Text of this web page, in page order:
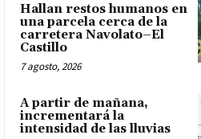
Hallan restos humanos en
una parcela cerca de la
carretera Navolato–El
Castillo
7 agosto, 2026
A partir de mañana,
incrementará la
intensidad de las lluvias